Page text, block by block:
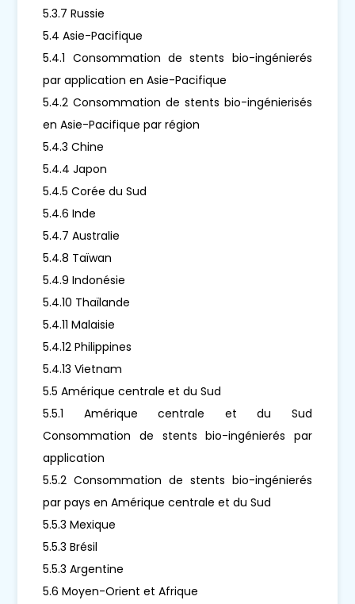
5.3.7 Russie
5.4 Asie-Pacifique
5.4.1 Consommation de stents bio-ingénierés
par application en Asie-Pacifique
5.4.2 Consommation de stents bio-ingénierisés
en Asie-Pacifique par région
5.4.3 Chine
5.4.4 Japon
5.4.5 Corée du Sud
5.4.6 Inde
5.4.7 Australie
5.4.8 Taïwan
5.4.9 Indonésie
5.4.10 Thaïlande
5.4.11 Malaisie
5.4.12 Philippines
5.4.13 Vietnam
5.5 Amérique centrale et du Sud
5.5.1 Amérique centrale et du Sud
Consommation de stents bio-ingénierés par
application
5.5.2 Consommation de stents bio-ingénierés
par pays en Amérique centrale et du Sud
5.5.3 Mexique
5.5.3 Brésil
5.5.3 Argentine
5.6 Moyen-Orient et Afrique